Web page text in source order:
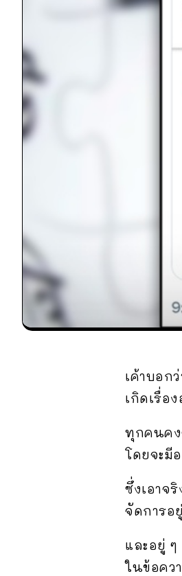
เค้าบอก
เกิดเรื่อ
ทุกคนคง
โดยจะมี
ซึ่งเอาจ
จัดการอ
และอยู่
ในข้อคว